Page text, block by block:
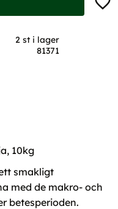
2 st i lager
81371
10kg
smakligt
med de makro- och
betesperioden.